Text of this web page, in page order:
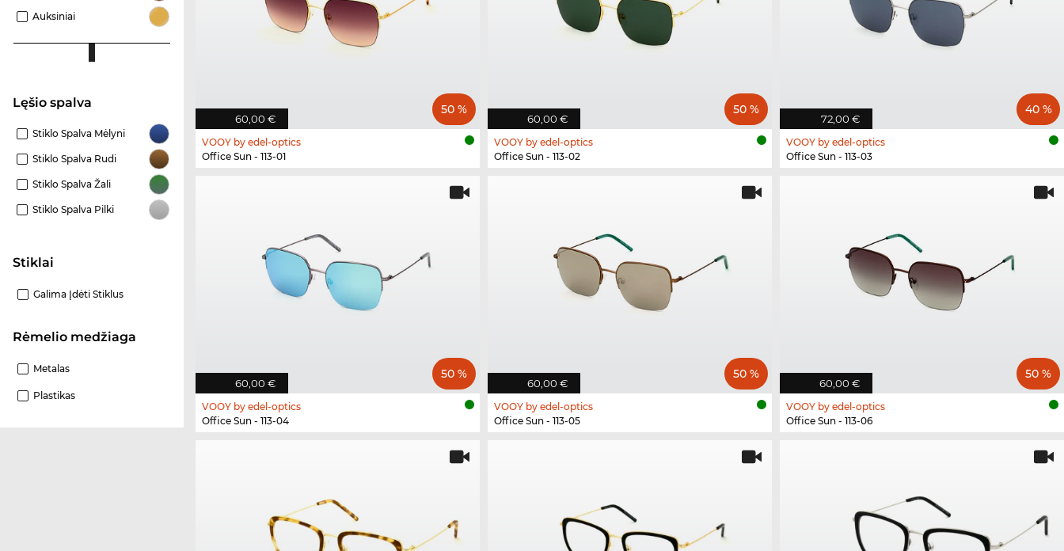
Auksiniai
Lęšio spalva
Stiklo Spalva Mėlyni
Stiklo Spalva Rudi
Stiklo Spalva Žali
Stiklo Spalva Pilki
Stiklai
Galima Įdėti Stiklus
Rėmelio medžiaga
Metalas
Plastikas
60,00 €
50 %
VOOY by edel-optics
Office Sun - 113-01
60,00 €
50 %
VOOY by edel-optics
Office Sun - 113-02
72,00 €
40 %
VOOY by edel-optics
Office Sun - 113-03
60,00 €
50 %
VOOY by edel-optics
Office Sun - 113-04
60,00 €
50 %
VOOY by edel-optics
Office Sun - 113-05
60,00 €
50 %
VOOY by edel-optics
Office Sun - 113-06